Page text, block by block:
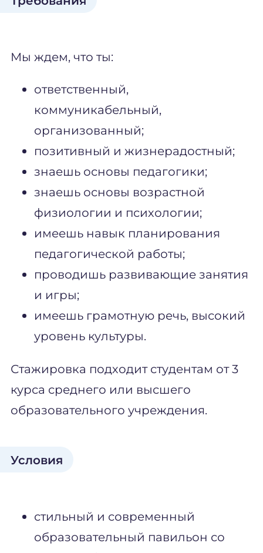
Мы ждем, что ты:
ответственный,
коммуникабельный,
организованный;
позитивный и жизнерадостный;
знаешь основы педагогики;
знаешь основы возрастной
физиологии и психологии;
имеешь навык планирования
педагогической работы;
проводишь развивающие занятия
и игры;
имеешь грамотную речь, высокий
уровень культуры.
Стажировка подходит студентам от 3
курса среднего или высшего
образовательного учреждения.
Условия
стильный и современный
образовательный павильон со